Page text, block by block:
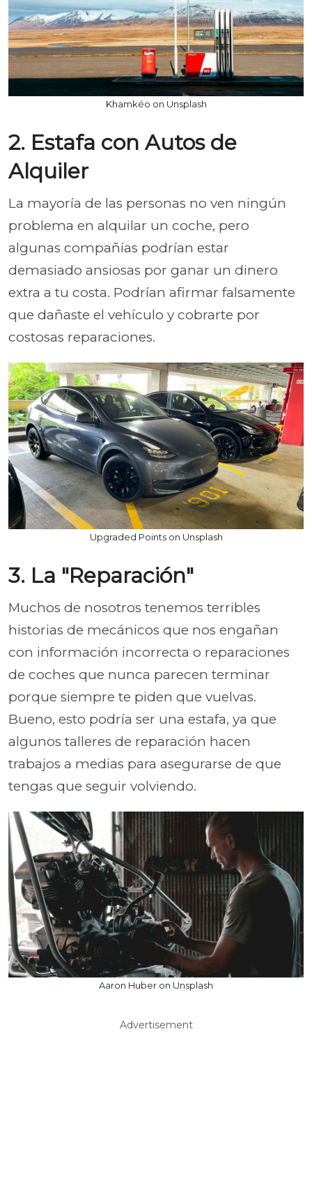
Khamkéo on Unsplash
2. Estafa con Autos de
Alquiler
La mayoría de las personas no ven ningún
problema en alquilar un coche, pero
algunas compañías podrían estar
demasiado ansiosas por ganar un dinero
extra a tu costa. Podrían afirmar falsamente
que dañaste el vehículo y cobrarte por
costosas reparaciones.
Upgraded Points on Unsplash
3. La "Reparación"
Muchos de nosotros tenemos terribles
historias de mecánicos que nos engañan
con información incorrecta o reparaciones
de coches que nunca parecen terminar
porque siempre te piden que vuelvas.
Bueno, esto podría ser una estafa, ya que
algunos talleres de reparación hacen
trabajos a medias para asegurarse de que
tengas que seguir volviendo.
Aaron Huber on Unsplash
Advertisement